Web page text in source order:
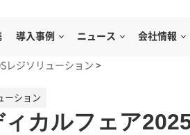
導入事例 ニュース 会社情報
レジソリューション >
ーション
ィカルフェア